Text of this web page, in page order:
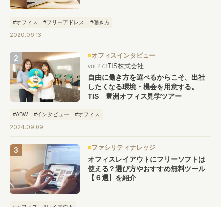
#オフィス #フリーアドレス #働き方
2020.06.13
オフィスインタビュー
vol.273TIS株式会社
自由に働き方を選べるからこそ、出社
したくなる環境・機会を用意する。
TIS 豊洲オフィス見学ツアー
#ABW #インタビュー #オフィス
2024.09.09
ファシリティナレッジ
オフィスレイアウトにフリーソフトは
使える？選び方やおすすめ無料ツール
【６選】を紹介